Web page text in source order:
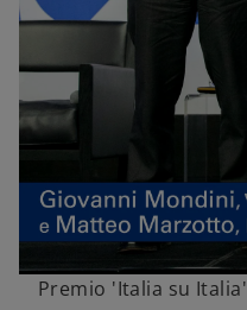
Premio 'Italia su Italia'